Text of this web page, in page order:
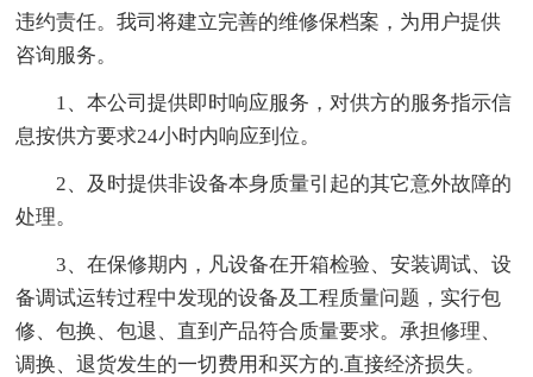
违约责任。我司将建立完善的维修保档案，为用户提供
咨询服务。
1、本公司提供即时响应服务，对供方的服务指示信
息按供方要求24小时内响应到位。
2、及时提供非设备本身质量引起的其它意外故障的
处理。
3、在保修期内，凡设备在开箱检验、安装调试、设
备调试运转过程中发现的设备及工程质量问题，实行包
修、包换、包退、直到产品符合质量要求。承担修理、
调换、退货发生的一切费用和买方的.直接经济损失。